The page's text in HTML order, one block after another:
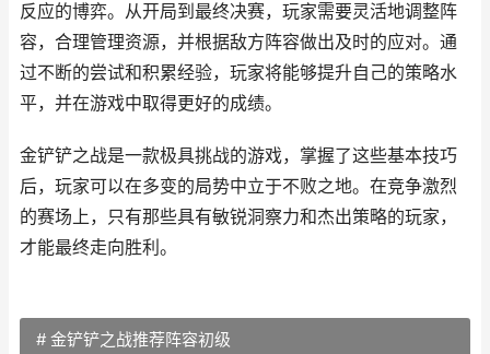
反应的博弈。从开局到最终决赛，玩家需要灵活地调整阵
容，合理管理资源，并根据敌方阵容做出及时的应对。通
过不断的尝试和积累经验，玩家将能够提升自己的策略水
平，并在游戏中取得更好的成绩。
金铲铲之战是一款极具挑战的游戏，掌握了这些基本技巧
后，玩家可以在多变的局势中立于不败之地。在竞争激烈
的赛场上，只有那些具有敏锐洞察力和杰出策略的玩家，
才能最终走向胜利。
# 金铲铲之战推荐阵容初级